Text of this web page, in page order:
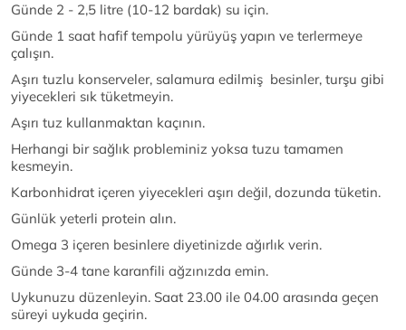
Günde 2 - 2,5 litre (10-12 bardak) su için.
Günde 1 saat hafif tempolu yürüyüş yapın ve terlermeye
çalışın.
Aşırı tuzlu konserveler, salamura edilmiş besinler, turşu gibi
yiyecekleri sık tüketmeyin.
Aşırı tuz kullanmaktan kaçının.
Herhangi bir sağlık probleminiz yoksa tuzu tamamen
kesmeyin.
Karbonhidrat içeren yiyecekleri aşırı değil, dozunda tüketin.
Günlük yeterli protein alın.
Omega 3 içeren besinlere diyetinizde ağırlık verin.
Günde 3-4 tane karanfili ağzınızda emin.
Uykunuzu düzenleyin. Saat 23.00 ile 04.00 arasında geçen
süreyi uykuda geçirin.